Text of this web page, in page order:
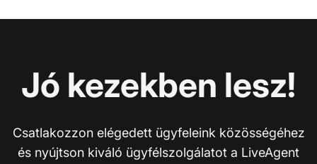
Jó kezekben lesz!
Csatlakozzon elégedett ügyfeleink közösségéhez
és nyújtson kiváló ügyfélszolgálatot a LiveAgent